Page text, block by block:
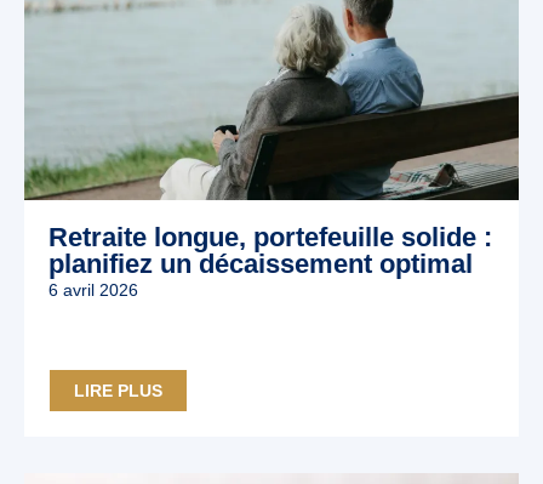
Retraite longue, portefeuille solide :
planifiez un décaissement optimal
6 avril 2026
LIRE PLUS